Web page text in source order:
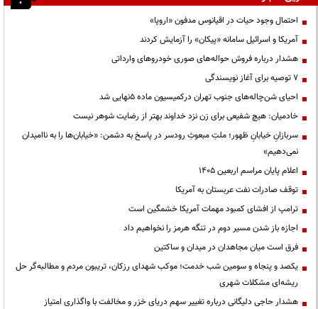
احتمال وجود حیات در اقیانوس مدفون «اروپا»
آمریکا و اسرائیل سامانه «پیکان» را آزمایش کردند
هشدار درباره فروش حواله‌های صوری خودروهای وارداتی
۷ توصیه برای آغاز نویسندگی
احیای شن‌چاله‌های جنوب تهران درکمیسیون ماده ۵نهایی شد
خادمیان: هیچ شفیعی برای زن نزد خداوند بهتر از رضایت شوهر نیست
سربازانِ خیابانِ ظهور؛ ملتِ مبعوثِ رودسر در پاسخ به دشمن: «خیابان‌ها را به ناامیدان
نمی‌دهیم»
اعلام پایان مراسم اربعین ۱۴۰۵
توقف صادرات نفت عربستان به آمریکا
ترامپ از افشای کمبود مهمات آمریکا خشمگین است
اجازه باز شدن مسیر دوم در تنگه هرمز را نخواهیم داد
فرق است میان مجاهدان در میدان و ساکتین
یکصد و پنجاه و سومین شب خدمت؛ موکب شهدای رزکان، تریبون مردم و مطالبه‌گر حل
ریشه‌ای مشکلات شهری
هشدار حاجی دلیگانی درباره تغییر سهم دریای خزر و مخالفت با واگذاری امتیاز